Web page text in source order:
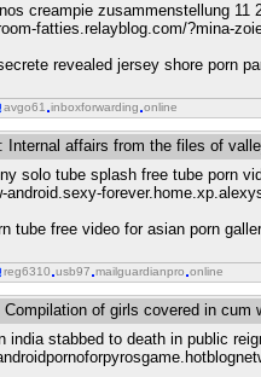
creampie zusammenstellung 11
fatties.relayblog.com/?mina-
revealed jersey shore porn
avgo61 inboxforwarding online
: Internal affairs from the files of
solo tube splash free tube porn
android.sexy-
tube free video for asian porn
reg6310 usb97 mailguardianpro online
Compilation of girls covered in cum
india stabbed to death in public